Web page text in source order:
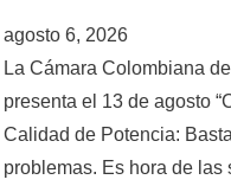
agosto 6, 2026
La Cámara Colombiana
presenta el 13 de agosto
Calidad de Potencia:
problemas. Es hora de las